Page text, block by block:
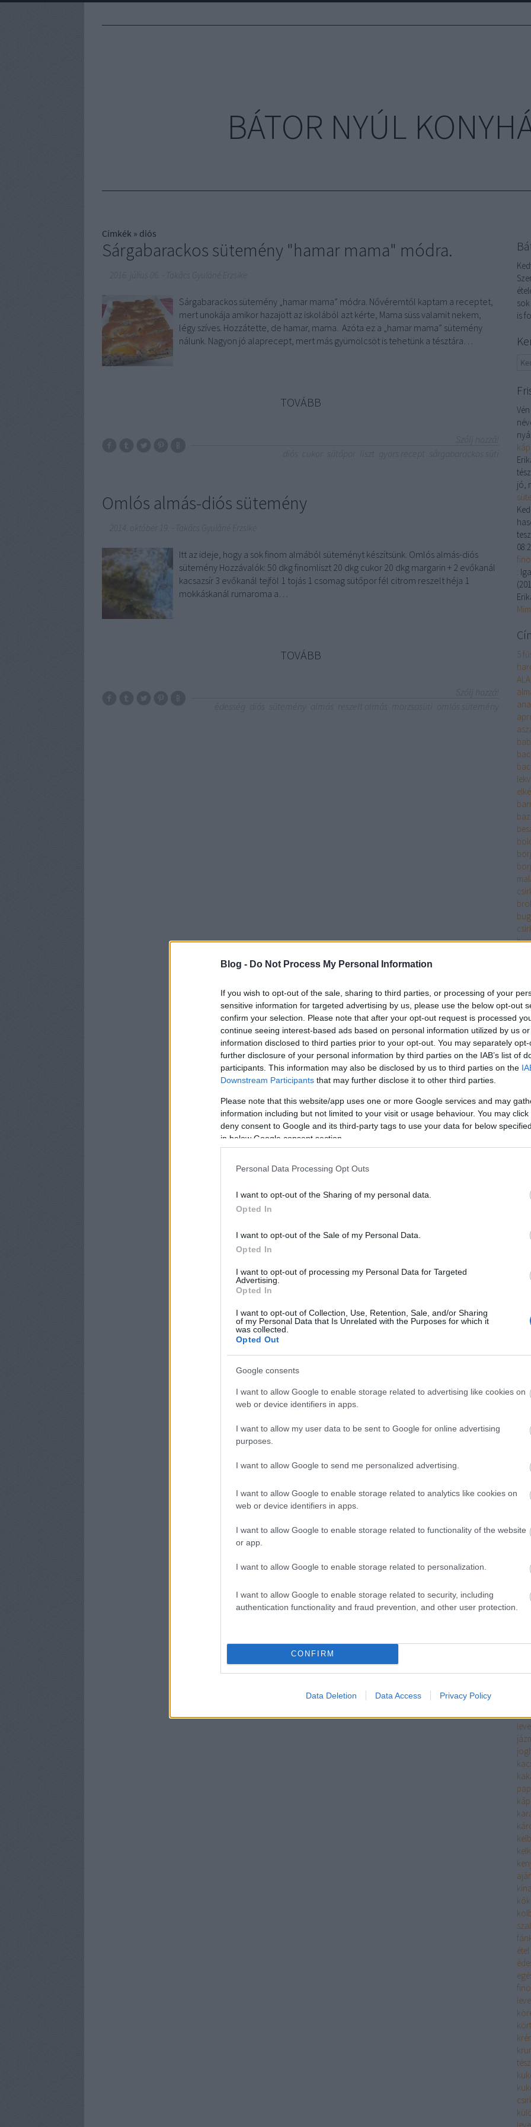
Blog - Do Not Process My Personal Information
If you wish to opt-out of the sale, sharing to third parties, or processing of your
sensitive information for targeted advertising by us, please use the below opt-out
confirm your selection. Please note that after your opt-out request is processed
continue seeing interest-based ads based on personal information utilized by us
information disclosed to third parties prior to your opt-out. You may separately
further disclosure of your personal information by third parties on the IAB’s list of
participants. This information may also be disclosed by us to third parties on the
Downstream Participants that may further disclose it to other third parties.
Please note that this website/app uses one or more Google services and may
information including but not limited to your visit or usage behaviour. You may
deny consent to Google and its third-party tags to use your data for below
in below Google consent section.
Personal Data Processing Opt Outs
I want to opt-out of the Sharing of my personal data.
Opted In
I want to opt-out of the Sale of my Personal Data.
Opted In
I want to opt-out of processing my Personal Data for Targeted
Advertising.
Opted In
I want to opt-out of Collection, Use, Retention, Sale, and/or Sharing
of my Personal Data that Is Unrelated with the Purposes for which it
was collected.
Opted Out
Google consents
I want to allow Google to enable storage related to advertising like cookies on
web or device identifiers in apps.
I want to allow my user data to be sent to Google for online advertising
purposes.
I want to allow Google to send me personalized advertising.
I want to allow Google to enable storage related to analytics like cookies on
web or device identifiers in apps.
I want to allow Google to enable storage related to functionality of the website
or app.
I want to allow Google to enable storage related to personalization.
I want to allow Google to enable storage related to security, including
authentication functionality and fraud prevention, and other user protection.
CONFIRM
Data Deletion Data Access Privacy Policy
BÁTOR NYÚL
Címkék » diós
Sárgabarackos sütemény "hamar mama" módra.
Sárgabarackos sütemény „hamar mama” módra. Nővéremtől kaptam a receptet,
mert unokája amikor hazajött az iskolából azt kérte, Mama süss valamit nekem,
légy szíves. Hozzátette, de hamar, mama. Azóta ez a „hamar mama” sütemény
nálunk. Nagyon jó alaprecept, mert más gyümölcsöt is tehetünk a tésztára…
TOVÁBB
Omlós almás-diós sütemény
Itt az ideje, hogy a sok finom almából süteményt készítsünk. Omlós almás-diós
sütemény Hozzávalók: 50 dkg finomliszt 20 dkg cukor 20 dkg margarin + 2 evőkanál
kacsazsír 3 evőkanál tejföl 1 tojás 1 csomag sütőpor fél citrom reszelt héja 1
mokkáskanál rumaroma a…
TOVÁBB
is
jó,
:
(
5
filé
filé
az
étel